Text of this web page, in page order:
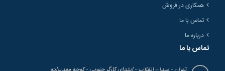
همکاری در فروش
تماس با ما
درباره ما
تماس با ما